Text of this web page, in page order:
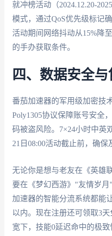
就冲榜活动（2024.12.20-
模式，通过QoS优先级标记
活动期间网络抖动从15%降
的手办获取条件。
四、数据安全
番茄加速器的军用级加密技
Poly1305协议保障账号安全
码被盗风险。7×24小时中英
21日08:00活动截止前，确保
无论你是想与老友在《英雄
要在《梦幻西游》"友情岁
加速器的智能分流系统都能
以内。现在注册还可领取3
宽下，技能0延迟命中的极